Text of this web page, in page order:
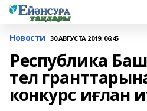
Новости 30 АВГУСТА 2019, 06:45
Республика
тел
конкурс иғлан